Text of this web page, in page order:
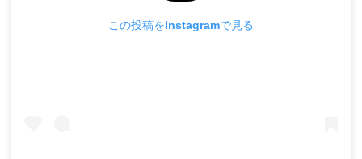
この投稿をInstagramで見る